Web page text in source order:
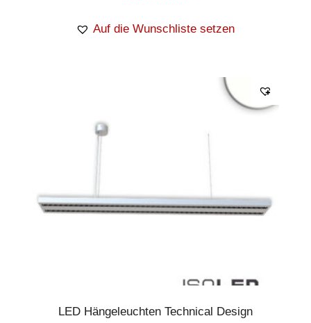
Auf die Wunschliste setzen
LED Hängeleuchten Technical Design